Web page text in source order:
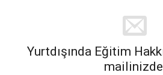
Yurtdışında Eğitim